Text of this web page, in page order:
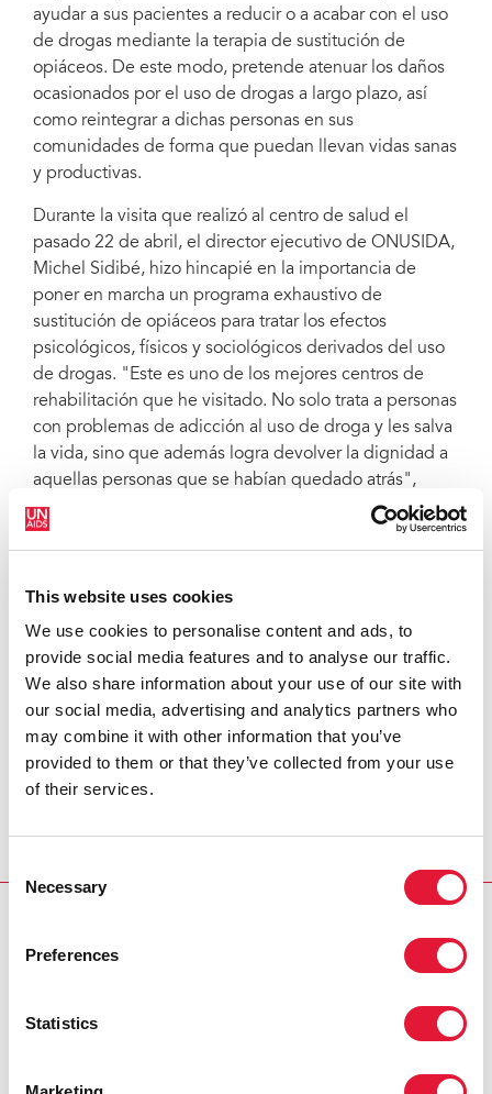
This website uses cookies
We use cookies to personalise content and ads, to
provide social media features and to analyse our traffic.
We also share information about your use of our site with
our social media, advertising and analytics partners who
may combine it with other information that you’ve
provided to them or that they’ve collected from your use
of their services.
Selection
Necessary
Preferences
Statistics
Michel Sidibé, director ejecutivo de ONUSIDA, se reúne con pacientes del
centro de salud Les Canelles.
ayudar a sus pacientes a reducir o a acabar con el uso
de drogas mediante la terapia de sustitución de
opiáceos. De este modo, pretende atenuar los daños
ocasionados por el uso de drogas a largo plazo, así
como reintegrar a dichas personas en sus
comunidades de forma que puedan llevan vidas sanas
y productivas.
Durante la visita que realizó al centro de salud el
pasado 22 de abril, el director ejecutivo de ONUSIDA,
Michel Sidibé, hizo hincapié en la importancia de
poner en marcha un programa exhaustivo de
sustitución de opiáceos para tratar los efectos
psicológicos, físicos y sociológicos derivados del uso
de drogas. "Este es uno de los mejores centros de
rehabilitación que he visitado. No solo trata a personas
con problemas de adicción al uso de droga y les salva
la vida, sino que además logra devolver la dignidad a
aquellas personas que se habían quedado atrás",
declaró el Sr. Sidibé.
Desde que fue inaugurado por el presidente de
ha atendido a cientos de pacientes, tanto hospitalarios
como ambulatorios. "Estoy saliendo de la adicción y
empezando a darme cuenta de lo que es la vida
después de seis años consumiendo heroína. Cuando
tomas heroína sientes que estás bien, pero en realidad
no lo estás", declaró un paciente. "Mi vida ha vuelto a
empezar gracias al gran apoyo del personal del centro
de salud. Espero que este centro siga funcionando